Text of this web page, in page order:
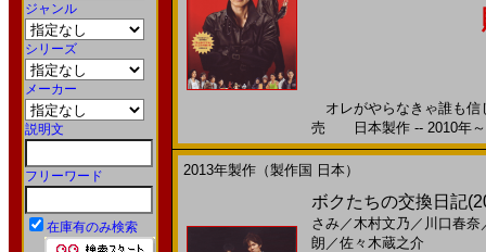
ジャンル
シリーズ
メーカー
説明文
フリーワード
在庫有のみ検索
オレがやらなきゃ誰も信
売 日本製作 -- 2010年～
2013年製作（製作国 日本）
ボクたちの交換日記
さみ／木村文乃 ／ 川口春奈
朗 ／佐々木蔵之介